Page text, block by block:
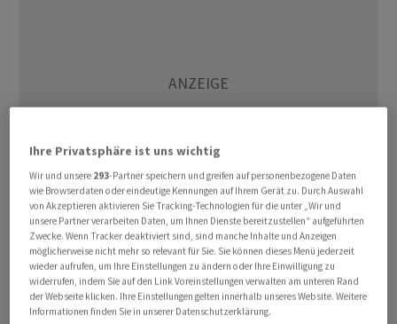
Das von der Universität Michigan erhobene
Konsumklima fiel zum Vormonat um 6,4 Punkte auf 64,7
Punkte, wie die Universität am Freitag nach einer
zweiten Schätzung mitteilte. Dies ist der niedrigste
Ihre Privatsphäre ist uns wichtig
Wir und unsere 293-Partner speichern und greifen auf personenbezogene Daten
wie Browserdaten oder eindeutige Kennungen auf Ihrem Gerät zu. Durch Auswahl
von Akzeptieren aktivieren Sie Tracking-Technologien für die unter „Wir und
unsere Partner verarbeiten Daten, um Ihnen Dienste bereitzustellen“ aufgeführten
Zwecke. Wenn Tracker deaktiviert sind, sind manche Inhalte und Anzeigen
möglicherweise nicht mehr so relevant für Sie. Sie können dieses Menü jederzeit
wieder aufrufen, um Ihre Einstellungen zu ändern oder Ihre Einwilligung zu
widerrufen, indem Sie auf den Link Voreinstellungen verwalten am unteren Rand
der Webseite klicken. Ihre Einstellungen gelten innerhalb unseres Website. Weitere
Informationen finden Sie in unserer Datenschutzerklärung.